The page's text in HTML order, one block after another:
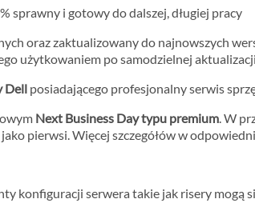
sprawny i gotowy do dalszej, długiej pracy
oraz zaktualizowany do najnowszych
użytkowaniem po samodzielnej aktualizacji
Dell posiadającego profesjonalny serwis
Next Business Day typu premium . W
pierwsi. Więcej szczegółów w
konfiguracji serwera takie jak risery mogą